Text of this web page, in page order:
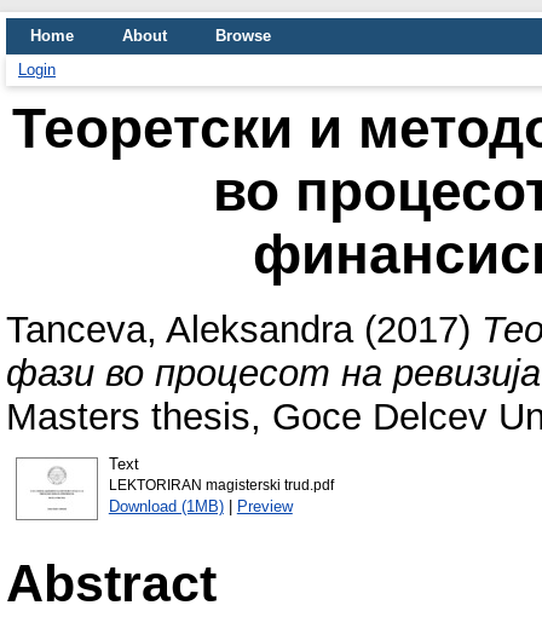
Home About
Browse
Login
Теоретски и
во
Tanceva, Aleksandra(2017)
фази во процесот на
Masters thesis, Goce Delcev
Text
LEKTORIRAN magisterski trud.pdf
Download (1MB)| Preview
Abstract